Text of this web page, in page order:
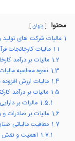
محتوا پنهان
1 مالیات شرکت های تولید
1.1 مالیات کارخانجات
1.2 مالیات بر درآمد
1.3 نحوه محاسبه
1.4 مالیات ارزش
1.5 مالیات بر درآمد
1.5.1 مالیات بر
1.6 مالیات بر صادرات و
1.7 معافیت مالیاتی
1.7.1 اهمیت و نقش